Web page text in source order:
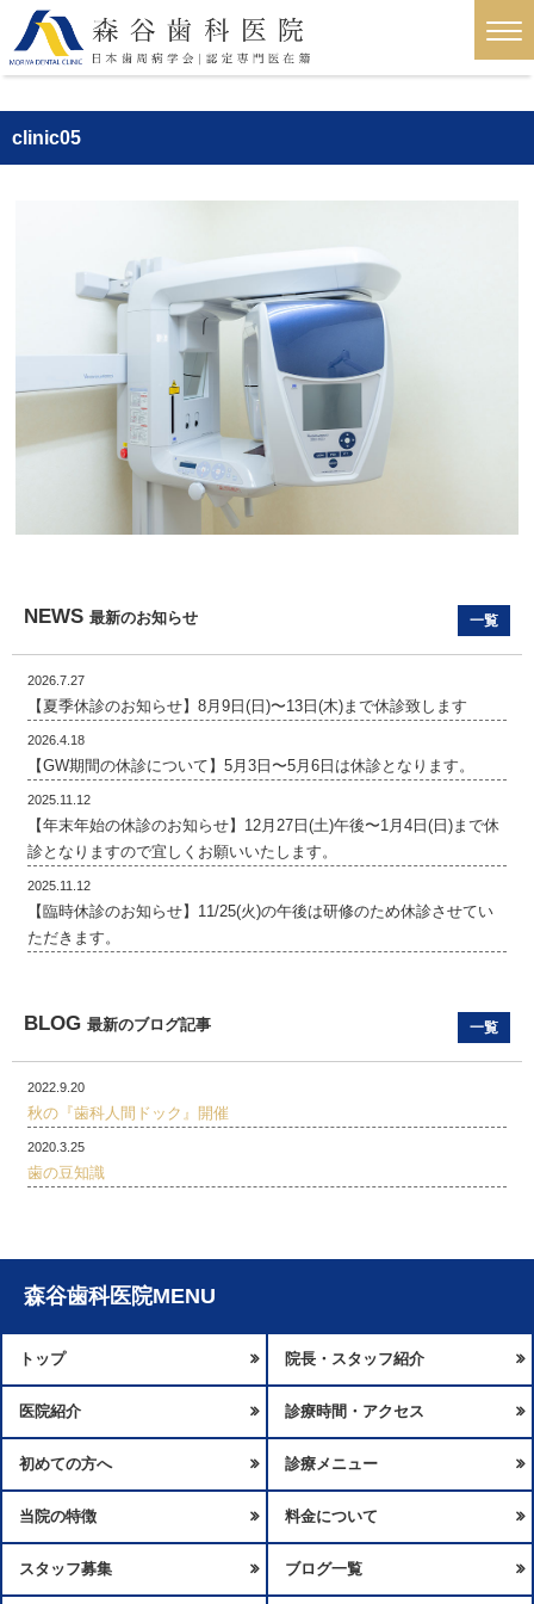
clinic05
NEWS 最新のお知らせ 一覧
2026.7.27
【夏季休診のお知らせ】8月9日(日)〜13日(木)まで休診致します
2026.4.18
【GW期間の休診について】5月3日〜5月6日は休診となります。
2025.11.12
【年末年始の休診のお知らせ】12月27日(土)午後〜1月4日(日)まで休
診となりますので宜しくお願いいたします。
2025.11.12
【臨時休診のお知らせ】11/25(火)の午後は研修のため休診させてい
ただきます。
BLOG 最新のブログ記事 一覧
2022.9.20
秋の『歯科人間ドック』開催
2020.3.25
歯の豆知識
森谷歯科医院MENU
トップ 院長・スタッフ紹介
医院紹介 診療時間・アクセス
初めての方へ 診療メニュー
当院の特徴 料金について
スタッフ募集 ブログ一覧